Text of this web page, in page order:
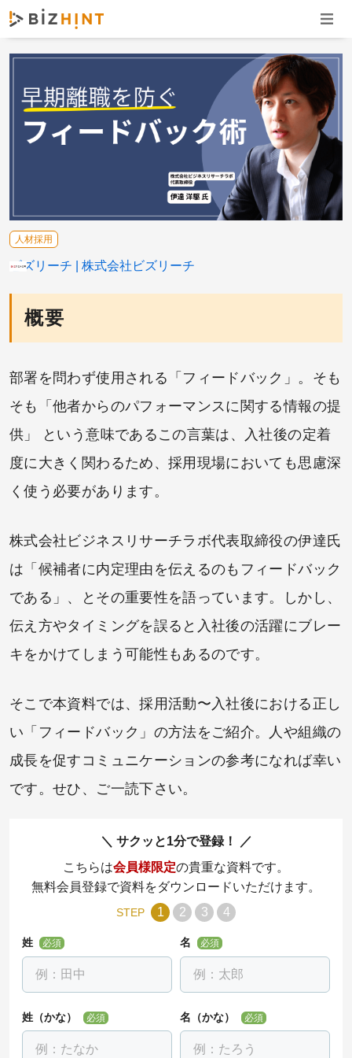
ナビ
概要
部署を問わず使用される「フィードバック」。そも
そも「他者からのパフォーマンスに関する情報の提
供」 という意味であるこの言葉は、入社後の定着
度に大きく関わるため、採用現場においても思慮深
く使う必要があります。
株式会社ビジネスリサーチラボ代表取締役の伊達氏
は「候補者に内定理由を伝えるのもフィードバック
である」、とその重要性を語っています。しかし、
伝え方やタイミングを誤ると入社後の活躍にブレー
キをかけてしまう可能性もあるのです。
そこで本資料では、採用活動〜入社後における正し
い「フィードバック」の方法をご紹介。人や組織の
成長を促すコミュニケーションの参考になれば幸い
です。せひ、ご一読下さい。
人材採用
ビズリーチ 株式会社ビズリーチ
サクッと1分で登録！
こちらは会員様限定の貴重な資料です。
無料会員登録で資料をダウンロードいただけます。
STEP 1 2 3 4
姓 必須 名 必須
姓（かな） 必須 名（かな） 必須